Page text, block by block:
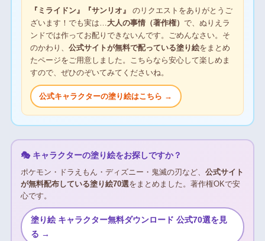
『ミライドン』『サンリオ』
のリクエストをありがとうご
ざいます！でも実は…大人の事情（著作権） で、ぬりえラ
ンドでは作ってお配りできないんです。ごめんなさい。そ
のかわり、 公式サイトが無料で配っている塗り絵をまとめ
たページをご用意しました。こちらなら安心して楽しめま
すので、ぜひのぞいてみてくださいね。
公式キャラクターの塗り絵はこちら →
🎭 キャラクターの塗り絵をお探しですか？
ポケモン・ドラえもん・ディズニー・鬼滅の刃など、 公式サイト
が無料配布している塗り絵70選をまとめました。著作権OKで安
心です。
塗り絵 キャラクター無料ダウンロード 公式70選を見
る →